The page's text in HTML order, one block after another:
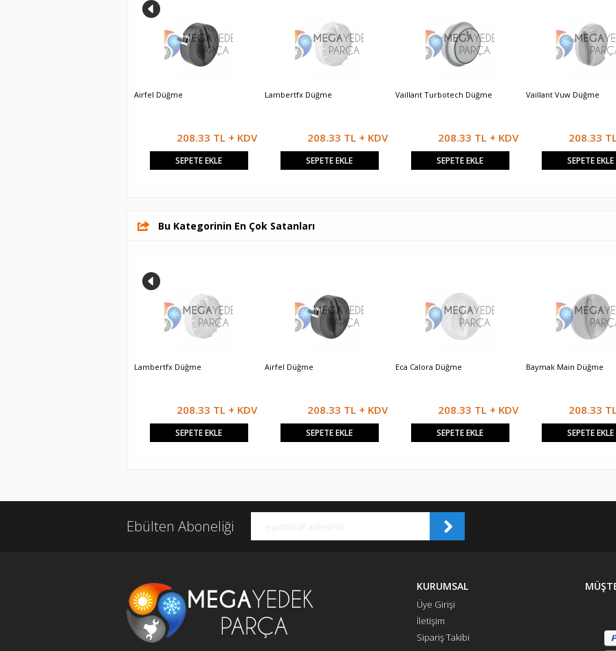
Airfel Düğme
208.33 TL + KDV
SEPETE EKLE
Lambertfx Düğme
208.33 TL + KDV
SEPETE EKLE
Vaillant Turbotech Düğme
208.33 TL + KDV
SEPETE EKLE
Vaillant Vuw Düğme
208.33
SEPETE EKLE
Bu Kategorinin En Çok Satanları
Lambertfx Düğme
208.33 TL + KDV
SEPETE EKLE
Airfel Düğme
208.33 TL + KDV
SEPETE EKLE
Eca Calora Düğme
208.33 TL + KDV
SEPETE EKLE
Baymak Main Düğme
208.33
SEPETE EKLE
Ebülten Aboneliği
KURUMSAL
Üye Girişi
İletişim
Sipariş Takibi